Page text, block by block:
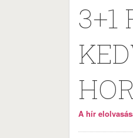
3+1
A hír